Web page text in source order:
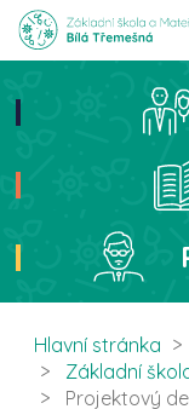
Hlavní stránka
Základní
Projektový